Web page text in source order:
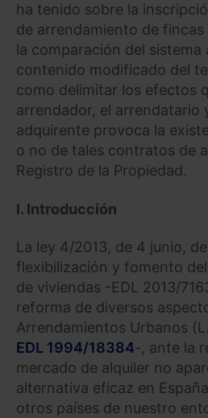
ha tenido sobre la
de arrendamiento de
la comparación del sistema
contenido modificado del
como delimitar los efectos
arrendador, el arrendatario
adquirente provoca la
o no de tales contratos de
Registro de la Propiedad.
I. Introducción
La ley 4/2013, de 4 junio,
flexibilización y fomento
de viviendas -EDL 2013/
reforma de diversos
Arrendamientos Urbanos
EDL 1994/18384-, ante la
mercado de alquiler no
alternativa eficaz en
otros países de nuestro